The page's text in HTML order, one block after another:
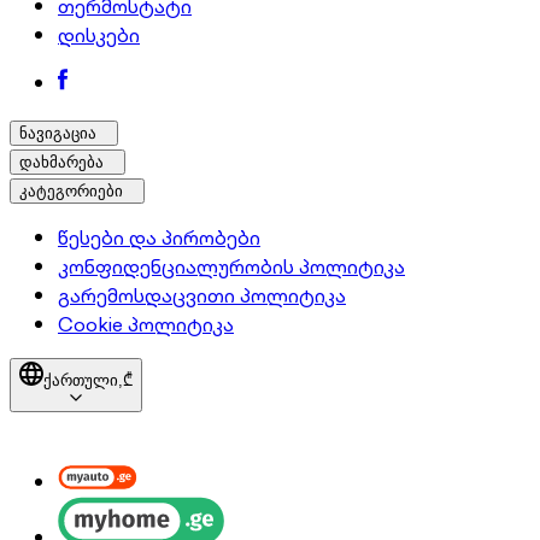
თერმოსტატი
დისკები
ნავიგაცია
დახმარება
კატეგორიები
წესები და პირობები
კონფიდენციალურობის პოლიტიკა
გარემოსდაცვითი პოლიტიკა
Cookie პოლიტიკა
ქართული,₾